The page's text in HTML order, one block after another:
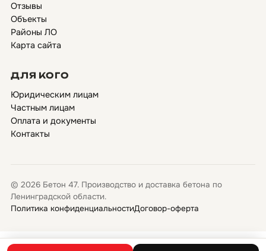
Отзывы
Объекты
Районы ЛО
Карта сайта
ДЛЯ КОГО
Юридическим лицам
Частным лицам
Оплата и документы
Контакты
© 2026 Бетон 47. Производство и доставка бетона по
Ленинградской области.
Политика конфиденциальностиДоговор-оферта